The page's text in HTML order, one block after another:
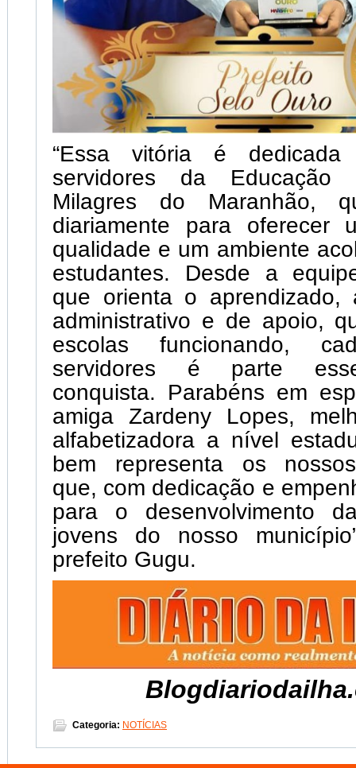
“Essa vitória é
servidores da Educação
Milagres do Maranhão,
diariamente para oferecer
qualidade e um ambiente
estudantes. Desde a
que orienta o aprendizado,
administrativo e de apoio,
escolas funcionando,
servidores é parte
conquista. Parabéns em
amiga Zardeny Lopes,
alfabetizadora a nível
bem representa os
que, com dedicação e
para o desenvolvimento
jovens do nosso
prefeito Gugu.
Categoria: NOTÍCIAS